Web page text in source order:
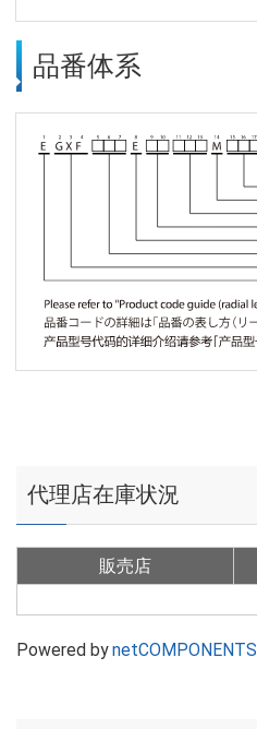
品番体系
代理店在庫状況
販売店
Powered bynetCOMPONENTS